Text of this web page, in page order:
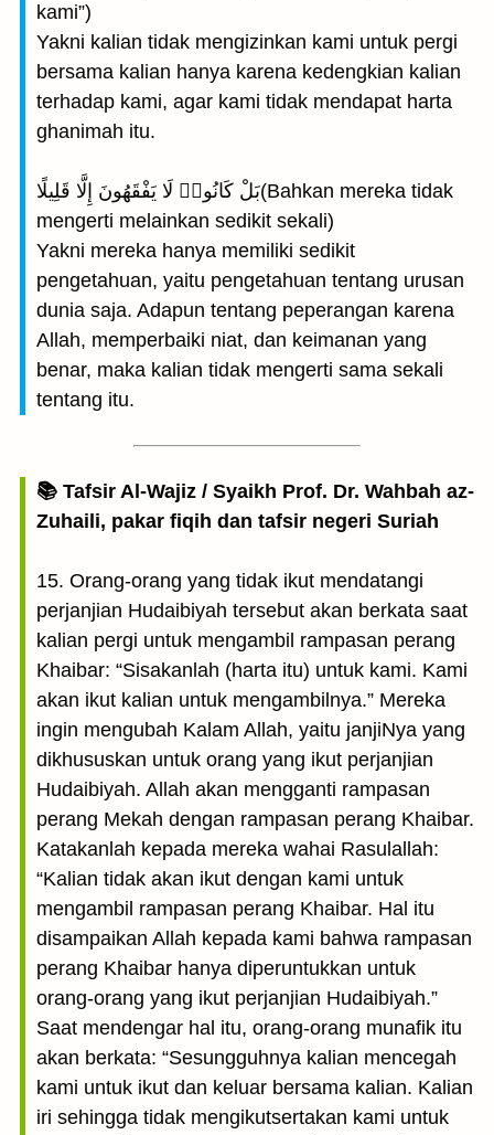
kami”)
Yakni kalian tidak mengizinkan kami untuk pergi
bersama kalian hanya karena kedengkian kalian
terhadap kami, agar kami tidak mendapat harta
ghanimah itu.
بَلْ كَانُوا۟ لَا يَفْقَهُونَ إِلَّا قَلِيلًا(Bahkan mereka tidak
mengerti melainkan sedikit sekali)
Yakni mereka hanya memiliki sedikit
pengetahuan, yaitu pengetahuan tentang urusan
dunia saja. Adapun tentang peperangan karena
Allah, memperbaiki niat, dan keimanan yang
benar, maka kalian tidak mengerti sama sekali
tentang itu.
📚 Tafsir Al-Wajiz / Syaikh Prof. Dr. Wahbah az-
Zuhaili, pakar fiqih dan tafsir negeri Suriah
15. Orang-orang yang tidak ikut mendatangi
perjanjian Hudaibiyah tersebut akan berkata saat
kalian pergi untuk mengambil rampasan perang
Khaibar: “Sisakanlah (harta itu) untuk kami. Kami
akan ikut kalian untuk mengambilnya.” Mereka
ingin mengubah Kalam Allah, yaitu janjiNya yang
dikhususkan untuk orang yang ikut perjanjian
Hudaibiyah. Allah akan mengganti rampasan
perang Mekah dengan rampasan perang Khaibar.
Katakanlah kepada mereka wahai Rasulallah:
“Kalian tidak akan ikut dengan kami untuk
mengambil rampasan perang Khaibar. Hal itu
disampaikan Allah kepada kami bahwa rampasan
perang Khaibar hanya diperuntukkan untuk
orang-orang yang ikut perjanjian Hudaibiyah.”
Saat mendengar hal itu, orang-orang munafik itu
akan berkata: “Sesungguhnya kalian mencegah
kami untuk ikut dan keluar bersama kalian. Kalian
iri sehingga tidak mengikutsertakan kami untuk